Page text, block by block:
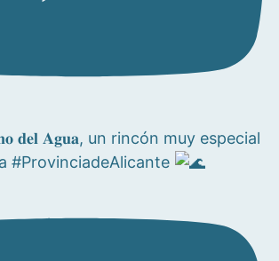
𝐝𝐞𝐥 𝐀𝐠𝐮𝐚, un rincón muy especial
#ProvinciadeAlicante